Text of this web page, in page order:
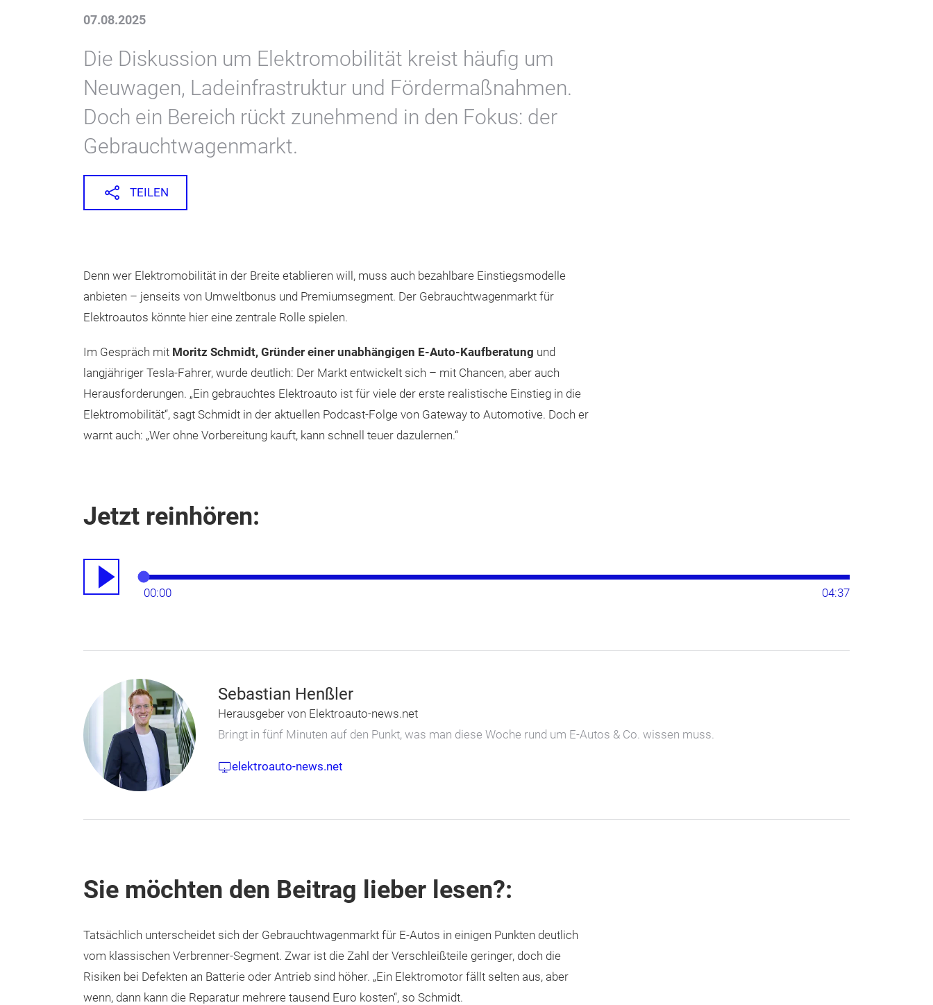
07.08.2025
Die Diskussion um Elektromobilität kreist häufig um
Neuwagen, Ladeinfrastruktur und Fördermaßnahmen.
Doch ein Bereich rückt zunehmend in den Fokus: der
Gebrauchtwagenmarkt.
TEILEN
Denn wer Elektromobilität in der Breite etablieren will, muss auch bezahlbare Einstiegsmodelle
anbieten – jenseits von Umweltbonus und Premiumsegment. Der Gebrauchtwagenmarkt für
Elektroautos könnte hier eine zentrale Rolle spielen.
Im Gespräch mit Moritz Schmidt, Gründer einer unabhängigen E-Auto-Kaufberatung und
langjähriger Tesla-Fahrer, wurde deutlich: Der Markt entwickelt sich – mit Chancen, aber auch
Herausforderungen. „Ein gebrauchtes Elektroauto ist für viele der erste realistische Einstieg in die
Elektromobilität“, sagt Schmidt in der aktuellen Podcast-Folge von Gateway to Automotive. Doch er
warnt auch: „Wer ohne Vorbereitung kauft, kann schnell teuer dazulernen.“
Jetzt reinhören:
00:00 04:37
Sebastian Henßler
Herausgeber von Elektroauto-news.net
Bringt in fünf Minuten auf den Punkt, was man diese Woche rund um E-Autos & Co. wissen muss.
elektroauto-news.net
Sie möchten den Beitrag lieber lesen?:
Tatsächlich unterscheidet sich der Gebrauchtwagenmarkt für E-Autos in einigen Punkten deutlich
vom klassischen Verbrenner-Segment. Zwar ist die Zahl der Verschleißteile geringer, doch die
Risiken bei Defekten an Batterie oder Antrieb sind höher. „Ein Elektromotor fällt selten aus, aber
wenn, dann kann die Reparatur mehrere tausend Euro kosten“, so Schmidt.